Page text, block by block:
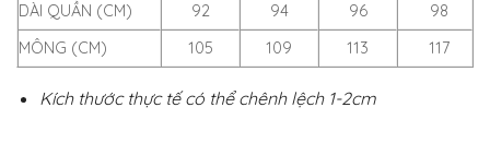
DÀI QUẦN (CM)
92 94 96
98
MÔNG (CM)
105 109 113 117
Kích thước thực tế có thể chênh lệch 1-2cm